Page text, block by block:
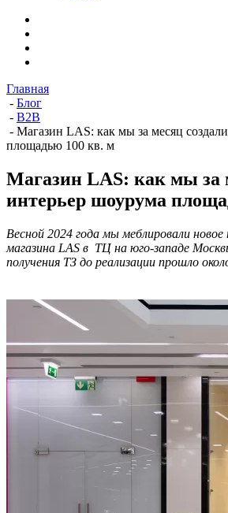
Главная
- Блог
- B2B
- Магазин LAS: как мы за месяц
площадью 100 кв. м
Магазин LAS: как мы за
интерьер шоурума
Весной 2024 года мы меблировали
магазина LAS в ТЦ на юго-западе
получения ТЗ до реализации прошло